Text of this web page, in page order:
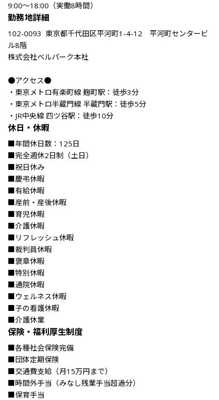
9:00～18:00（実働8時間）
勤務地詳細
102-0093  東京都千代田区平河町1-4-12　平河町センタービ
ル8階
株式会社ベルパーク本社
●アクセス●
・東京メトロ有楽町線 麹町駅：徒歩3分
・東京メトロ半蔵門線 半蔵門駅：徒歩5分
・JR中央線 四ツ谷駅：徒歩10分
休日・休暇
■年間休日数：125日
■完全週休2日制（土日）
■祝日休み
■慶弔休暇
■有給休暇
■産前・産後休暇
■育児休暇
■介護休暇
■リフレッシュ休暇
■裁判員休暇
■褒章休暇
■特別休暇
■通院休暇
■ウェルネス休暇
■子の看護休暇
■介護休業
保険・福利厚生制度
■各種社会保険完備
■団体定期保険
■交通費支給（月15万円まで）
■時間外手当（みなし残業手当超過分）
■保育手当